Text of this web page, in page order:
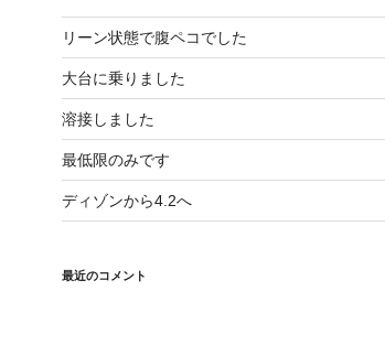
リーン状態で腹ペコでした
大台に乗りました
溶接しました
最低限のみです
ディゾンから4.2へ
最近のコメント